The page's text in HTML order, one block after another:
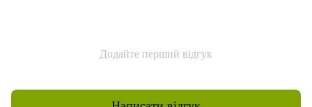
Додайте перший відгук